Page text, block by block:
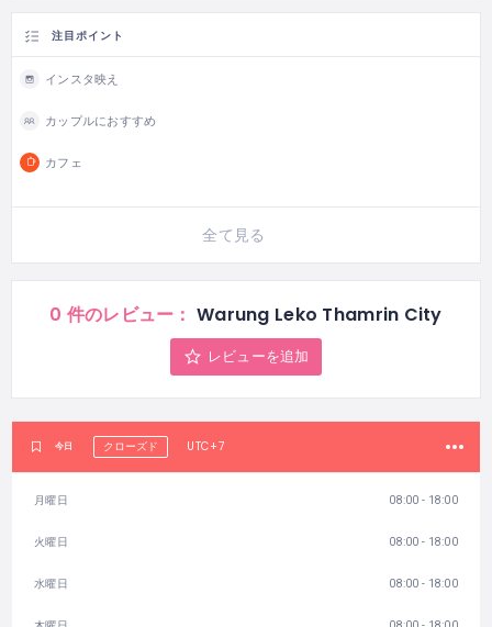
注目ポイント
インスタ映え
カップルにおすすめ
カフェ
全て見る
0 件のレビュー： Warung Leko Thamrin City
レビューを追加
今日 クローズド UTC+7
月曜日 08:00 - 18:00
火曜日 08:00 - 18:00
水曜日 08:00 - 18:00